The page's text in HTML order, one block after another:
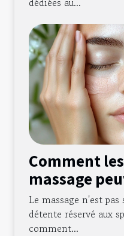
Comment
massage
votre
Le massage n'est
détente réservé aux
comment...